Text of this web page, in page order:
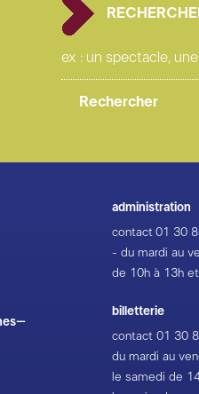
administration
contact01 30
- du mardi au
de 10h à 13h
billetterie
contact01 30
du mardi au
le samedi de